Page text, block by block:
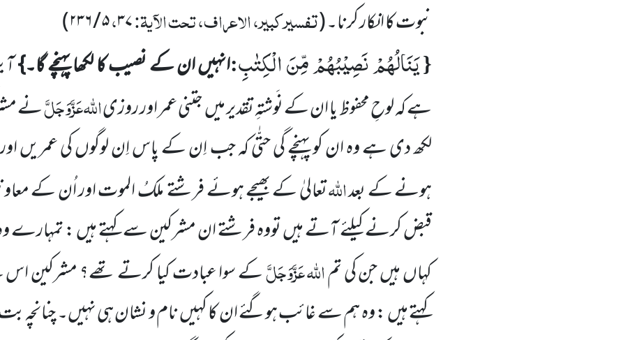
نبوت کا انکار کرنا۔(تفسیر کبیر، الاعراف، تحت الآیۃ:۳۷،۵/۲۳۶)
{یَنَالُهُمْ نَصِیْبُهُمْ مِّنَ الْكِتٰبِ:انہیں ان کے نصیب کا لکھا پہنچے گا۔}
ہے کہ لوحِ محفوظ یا ان کےنَوشتہِتقدیر میں جتنی عمر اور روزیاللہعَزَّوَجَلَّنے
لکھ دی ہے وہ ان کو پہنچے گی حتّٰی کہ جب اِن کے پاس اِن لوگوںکی عمریں
ہونے کے بعداللہتعالیٰ کے بھیجے ہوئے فرشتےملکُ الموت اور اُن کے
قبض کرنے کیلئے آتے ہیں تووہ فرشتے ان مشرکین سے کہتے ہیں : تمہارے
کہاں ہیں جن کی تماللہعَزَّوَجَلَّکے سوا عبادت کیا کرتے تھے؟ مشرکین
کہتے ہیں : وہ ہم سے غائب ہوگئے ان کا کہیں نام و نشان ہی نہیں۔ چنانچہ بت